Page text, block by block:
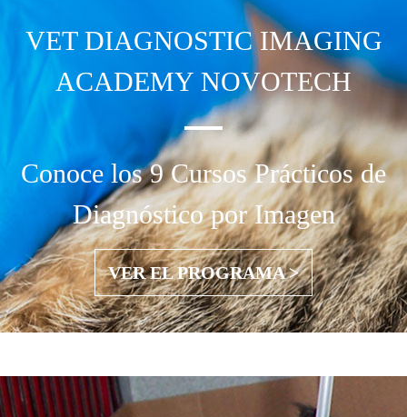
VET DIAGNOSTIC IMAGING
ACADEMY NOVOTECH
Conoce los 9 Cursos Prácticos de
Diagnóstico por Imagen
VER EL PROGRAMA >